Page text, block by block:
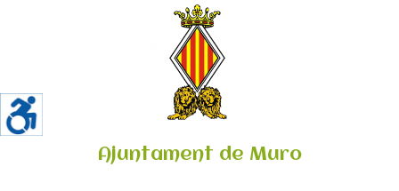
Ajuntament de Muro